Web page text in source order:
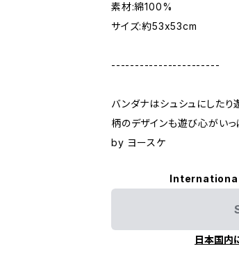
素材:綿100%
サイズ:約53x53cm
-----------------------
バンダナはシュシュにしたり
柄のデザインも遊び心がい
by ヨースケ
日本国内